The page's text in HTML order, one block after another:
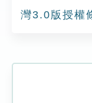
灣3.0版授權